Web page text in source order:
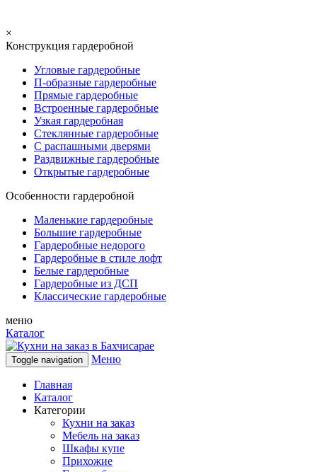
×
Конструкция гардеробной
Угловые гардеробные
П-образные гардеробные
Прямые гардеробные
Встроенные гардеробные
Узкая гардеробная
Стеклянные гардеробные
С распашными дверями
Раздвижные гардеробные
Открытые гардеробные
Особенности гардеробной
Маленькие гардеробные
Большие гардеробные
Гардеробные недорого
Гардеробные в стиле лофт
Белые гардеробные
Гардеробные из ДСП
Классические гардеробные
меню
Каталог
Toggle navigation Меню
Главная
Каталог
Категории
Кухни на заказ
Мебель на заказ
Шкафы купе
Прихожие